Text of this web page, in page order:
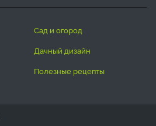
сад и огород
дачный дизайн
полезные рецепты